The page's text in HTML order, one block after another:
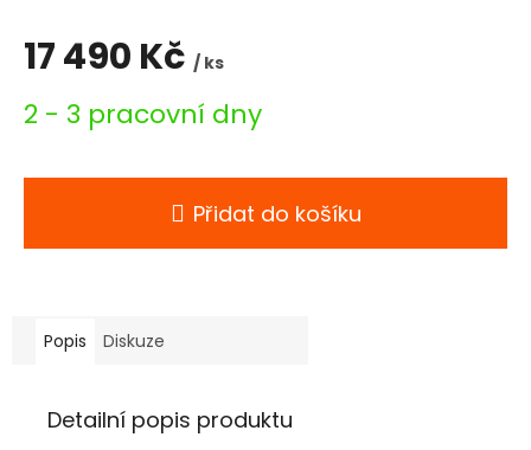
17 490 Kč / ks
cena:
2 - 3 pracovní dny
Přidat do košíku
Popis Diskuze
Detailní popis produktu